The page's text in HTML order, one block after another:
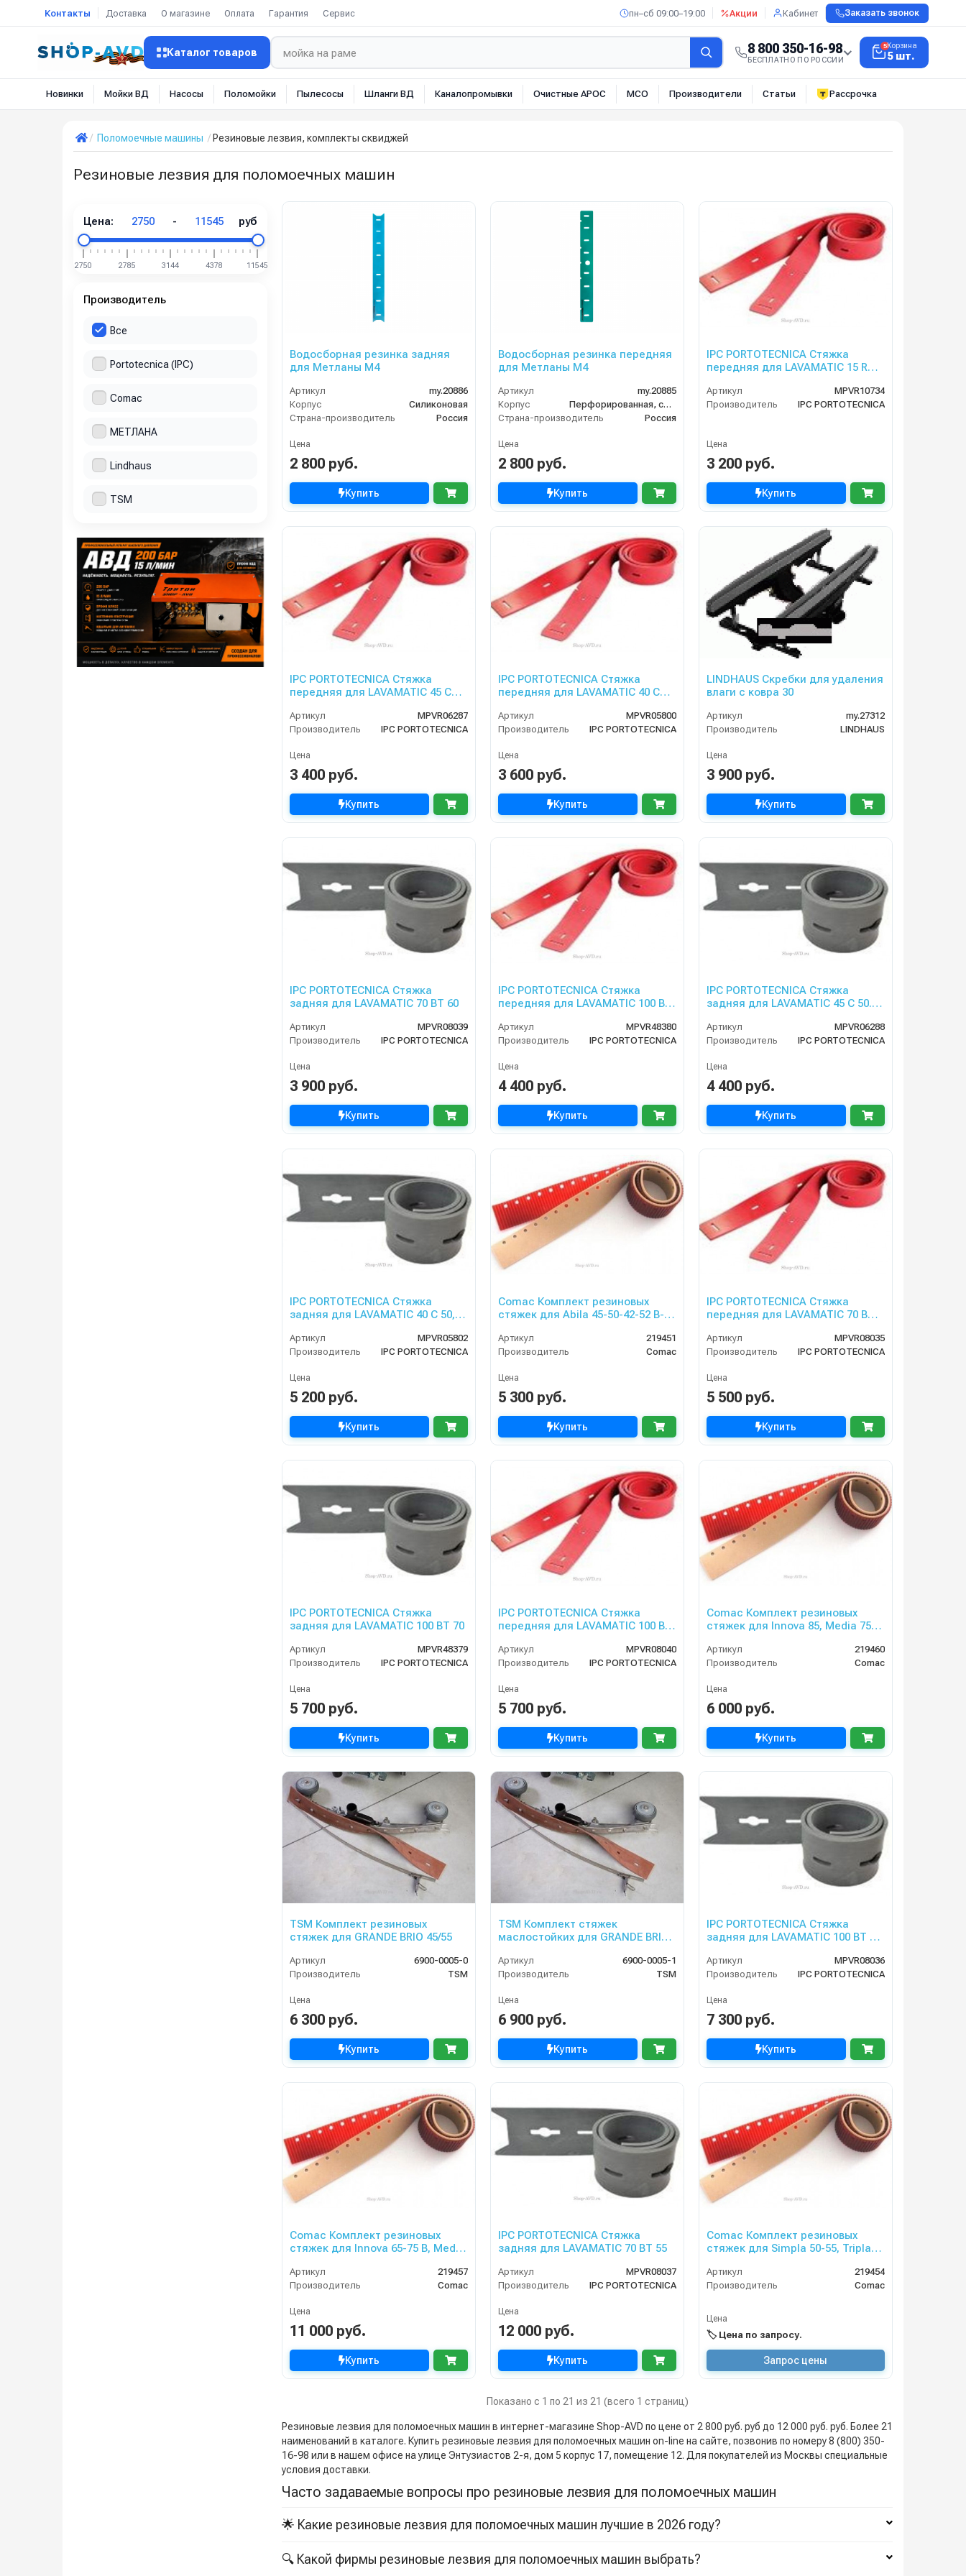
Контакты Доставка О магазине Оплата Гарантия Сервис пн–сб 09:00–19:00 Акции Кабинет Заказать звонок
Каталог товаров 8 800 350-16-98
БЕСПЛАТНО ПО РОССИИ
5Корзина
5 шт.
Новинки Мойки ВД Насосы Поломойки Пылесосы Шланги ВД Каналопромывки Очистные АРОС МСО Производители Статьи Рассрочка
Поломоечные машины Резиновые лезвия, комплекты сквиджей
Резиновые лезвия для поломоечных машин
Цена: 2750 - 11545 руб
2750 2785 3144 4378 11545
Производитель
Все
Portotecnica (IPC)
Comac
МЕТЛАНА
Lindhaus
TSM
Водосборная резинка задняя
для Метланы М4
Артикул
my.20886
Корпус
Силиконовая
Страна-производитель
Россия
Цена
2 800 руб.
Купить
Водосборная резинка передняя
для Метланы М4
Артикул
my.20885
Корпус
Перфорированная, силиконовая
Страна-производитель
Россия
Цена
2 800 руб.
Купить
IPC PORTOTECNICA Стяжка
передняя для LAVAMATIC 15 R
Артикул
MPVR10734
Производитель
IPC PORTOTECNICA
Цена
3 200 руб.
Купить
IPC PORTOTECNICA Стяжка
передняя для LAVAMATIC 45 C
Артикул
MPVR06287
Производитель
IPC PORTOTECNICA
Цена
3 400 руб.
Купить
IPC PORTOTECNICA Стяжка
передняя для LAVAMATIC 40 C
Артикул
MPVR05800
Производитель
IPC PORTOTECNICA
Цена
3 600 руб.
Купить
LINDHAUS Скребки для удаления
влаги с ковра 30
Артикул
my.27312
Производитель
LINDHAUS
Цена
3 900 руб.
Купить
IPC PORTOTECNICA Стяжка
задняя для LAVAMATIC 70 BT 60
Артикул
MPVR08039
Производитель
IPC PORTOTECNICA
Цена
3 900 руб.
Купить
IPC PORTOTECNICA Стяжка
передняя для LAVAMATIC 100 BT
Артикул
MPVR48380
Производитель
IPC PORTOTECNICA
Цена
4 400 руб.
Купить
IPC PORTOTECNICA Стяжка
задняя для LAVAMATIC 45 C 50. B
Артикул
MPVR06288
Производитель
IPC PORTOTECNICA
Цена
4 400 руб.
Купить
IPC PORTOTECNICA Стяжка
задняя для LAVAMATIC 40 C 50, B
Артикул
MPVR05802
Производитель
IPC PORTOTECNICA
Цена
5 200 руб.
Купить
Comac Комплект резиновых
стяжек для Abila 45-50-42-52 B-
Артикул
219451
Производитель
Comac
Цена
5 300 руб.
Купить
IPC PORTOTECNICA Стяжка
передняя для LAVAMATIC 70 BT
Артикул
MPVR08035
Производитель
IPC PORTOTECNICA
Цена
5 500 руб.
Купить
IPC PORTOTECNICA Стяжка
задняя для LAVAMATIC 100 BT 70
Артикул
MPVR48379
Производитель
IPC PORTOTECNICA
Цена
5 700 руб.
Купить
IPC PORTOTECNICA Стяжка
передняя для LAVAMATIC 100 BT
Артикул
MPVR08040
Производитель
IPC PORTOTECNICA
Цена
5 700 руб.
Купить
Comac Комплект резиновых
стяжек для Innova 85, Media 75
Артикул
219460
Производитель
Comac
Цена
6 000 руб.
Купить
TSM Комплект резиновых
стяжек для GRANDE BRIO 45/55
Артикул
6900-0005-0
Производитель
TSM
Цена
6 300 руб.
Купить
TSM Комплект стяжек
маслостойких для GRANDE BRIO
Артикул
6900-0005-1
Производитель
TSM
Цена
6 900 руб.
Купить
IPC PORTOTECNICA Стяжка
задняя для LAVAMATIC 100 BT 85,
Артикул
MPVR08036
Производитель
IPC PORTOTECNICA
Цена
7 300 руб.
Купить
Comac Комплект резиновых
стяжек для Innova 65-75 B, Media
Simpla 65 BT
Артикул
219457
Производитель
Comac
Цена
11 000 руб.
Купить
IPC PORTOTECNICA Стяжка
задняя для LAVAMATIC 70 BT 55
Артикул
MPVR08037
Производитель
IPC PORTOTECNICA
Цена
12 000 руб.
Купить
Comac Комплект резиновых
стяжек для Simpla 50-55, Tripla
Артикул
219454
Производитель
Comac
Цена
🏷️ Цена по запросу.
Запрос цены
Показано с 1 по 21 из 21 (всего 1 страниц)
Резиновые лезвия для поломоечных машин в интернет-магазине Shop-AVD по цене от 2 800 руб. руб до 12 000 руб. руб. Более 21
наименований в каталоге. Купить резиновые лезвия для поломоечных машин on-line на сайте, позвонив по номеру 8 (800) 350-
16-98 или в нашем офисе на улице Энтузиастов 2-я, дом 5 корпус 17, помещение 12. Для покупателей из Москвы специальные
условия доставки.
Часто задаваемые вопросы про резиновые лезвия для поломоечных машин
🌟 Какие резиновые лезвия для поломоечных машин лучшие в 2026 году?
🔍 Какой фирмы резиновые лезвия для поломоечных машин выбрать?